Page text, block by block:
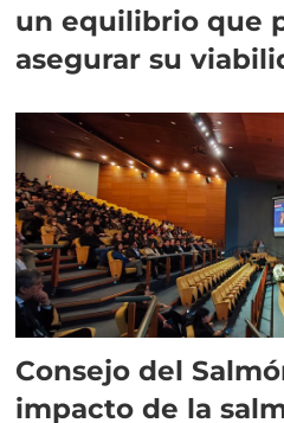
un equilibrio que
asegurar su
Consejo del
impacto de la